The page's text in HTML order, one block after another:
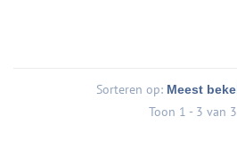
Sorteren op:
Toon 1 - 3 van 3